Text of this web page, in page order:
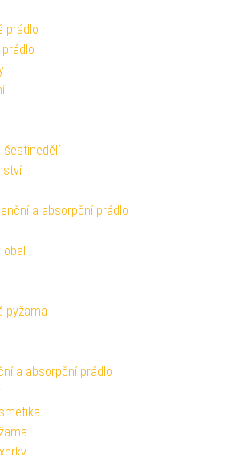
prádlo
šestinedělí
a absorpční prádlo
obal
pyžama
a absorpční prádlo